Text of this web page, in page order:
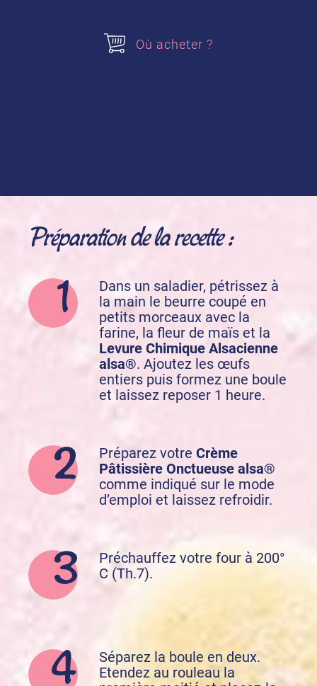
Acheter nos produits
Préparation de la recette :
Dans un saladier, pétrissez à
la main le beurre coupé en
petits morceaux avec la
farine, la fleur de maïs et la
Levure Chimique Alsacienne
alsa®. Ajoutez les œufs
entiers puis formez une boule
et laissez reposer 1 heure.
Préparez votre Crème
Pâtissière Onctueuse alsa®
comme indiqué sur le mode
d’emploi et laissez refroidir.
Préchauffez votre four à 200°
C (Th.7).
Séparez la boule en deux.
Etendez au rouleau la
Où acheter ?